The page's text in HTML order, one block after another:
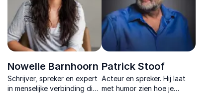
Nowelle Barnhoorn
Schrijver, spreker en expert
in menselijke verbinding die
Patrick Stoof
Acteur en spreker. Hij laat
met humor zien hoe je